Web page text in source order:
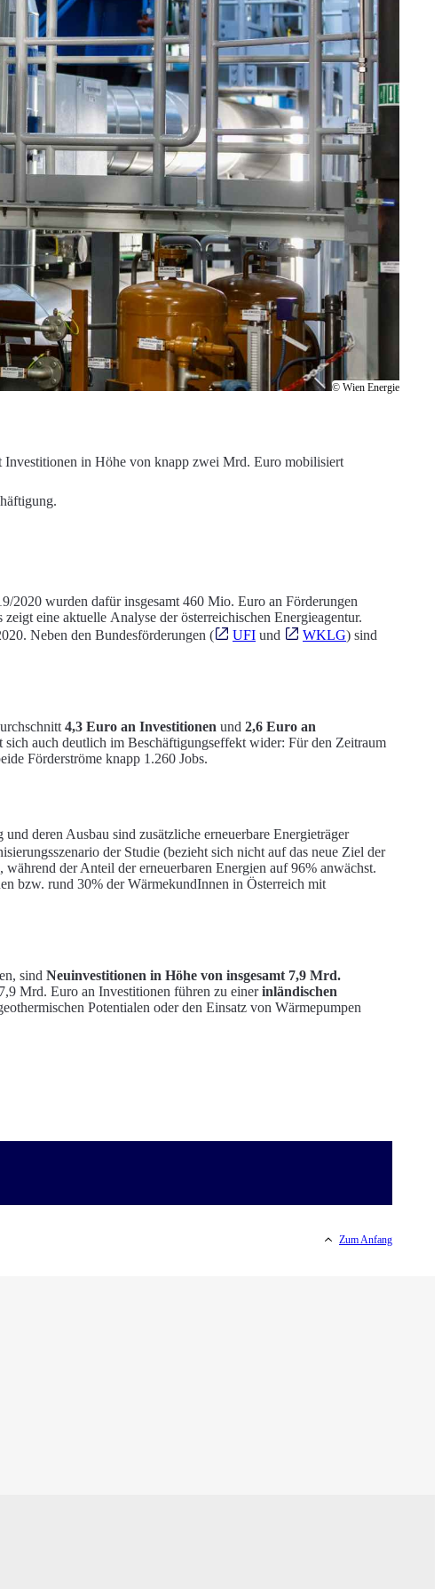
© Wien Energie
Investitionen in Höhe von knapp zwei Mrd. Euro mobilisiert
2020 wurden dafür insgesamt 460 Mio. Euro an Förderungen
eine aktuelle Analyse der österreichischen Energieagentur.
Neben den Bundesförderungen (
UFI und WKLG) sind
4,3 Euro an Investitionen und 2,6 Euro an
sich auch deutlich im Beschäftigungseffekt wider: Für den Zeitraum
Förderströme knapp 1.260 Jobs.
deren Ausbau sind zusätzliche erneuerbare Energieträger
der Studie (bezieht sich nicht auf das neue Ziel der
der Anteil der erneuerbaren Energien auf 96% anwächst.
bzw. rund 30% der WärmekundInnen in Österreich mit
sind Neuinvestitionen in Höhe von insgesamt 7,9 Mrd.
Mrd. Euro an Investitionen führen zu einerinländischen
Potentialen oder den Einsatz von Wärmepumpen
Zum Anfang